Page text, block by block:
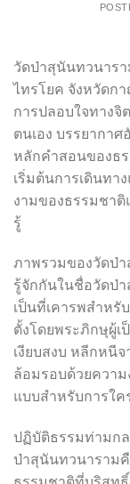
วัดป่าสุนันทวนาร
ไทรโยค จังหวัดก
การปลอบใจทาง
ตนเอง บรรยากา
หลักคำสอนของธ
เริ่มต้นการเดินทา
งามของธรรมชา
รู้
ภาพรวมของวัดป่
รู้จักกันในชื่อวัดป่
เป็นที่เคารพสำห
ตั้งโดยพระภิกษุผู้
เงียบสงบ หลีกหนี
ล้อมรอบด้วยควา
แบบสำหรับการใ
ปฏิบัติธรรมท่ามกล
ป่าสุนันทวนาราม